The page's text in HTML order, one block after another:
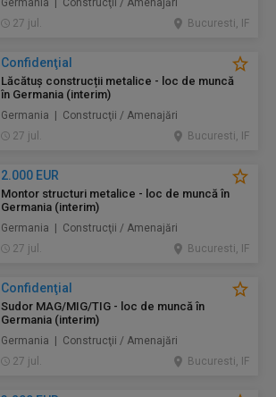
Germania | Construcţii / Amenajări
27 jul.
Bucuresti, IF
Confidenţial
Lăcătuș construcții metalice - loc de muncă
în Germania (interim)
Germania | Construcţii / Amenajări
27 jul.
Bucuresti, IF
2.000 EUR
Montor structuri metalice - loc de muncă în
Germania (interim)
Germania | Construcţii / Amenajări
27 jul.
Bucuresti, IF
Confidenţial
Sudor MAG/MIG/TIG - loc de muncă în
Germania (interim)
Germania | Construcţii / Amenajări
27 jul.
Bucuresti, IF